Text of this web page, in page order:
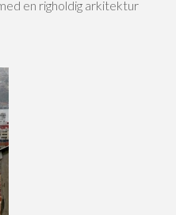
en righoldig arkitektur